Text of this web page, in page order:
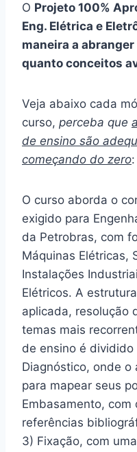
O Projeto 100%
Eng. Elétrica e
maneira a
quanto conceitos
Veja abaixo cada
curso, perceba que
de ensino são
começando do zero:
O curso aborda o
exigido para
da Petrobras, com
Máquinas Elétricas,
Instalações
Elétricos. A
aplicada, resolução
temas mais
de ensino é dividido
Diagnóstico, onde o
para mapear seus
Embasamento, com
referências
3) Fixação, com